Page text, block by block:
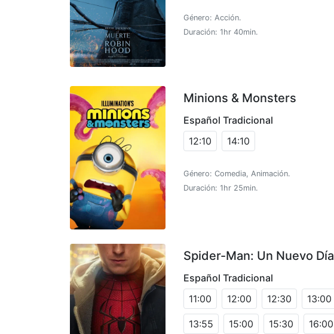
Género: Acción.
Duración: 1hr 40min.
Minions & Monsters
Español Tradicional
12:10
14:10
Género: Comedia, Animación.
Duración: 1hr 25min.
Spider-Man: Un Nuevo Día
Español Tradicional
11:00
12:00 12:30 13:00
13:55 15:00 15:30 16:00